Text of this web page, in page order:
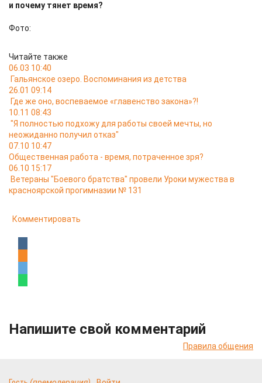
и почему тянет время?
Фото:
Читайте также
06.03 10:40
Гальянское озеро. Воспоминания из детства
26.01 09:14
Где же оно, воспеваемое «главенство закона»?!
10.11 08:43
"Я полностью подхожу для работы своей мечты, но
неожиданно получил отказ"
07.10 10:47
Общественная работа - время, потраченное зря?
06.10 15:17
Ветераны "Боевого братства" провели Уроки мужества в
красноярской прогимназии № 131
Комментировать
Напишите свой комментарий
Правила общения